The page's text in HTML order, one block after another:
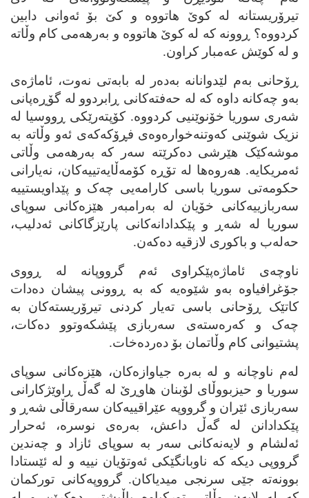
تیرۆریستانه‌ له‌ کوێ هاتووه‌ و کێ بۆ ئه‌وانی دابین
کردووه‌؟ ڕوونه‌ که‌ له‌ کوێ هاتووه‌ و به‌رهه‌می کام وڵاته‌
و له‌ کوێش عه‌مبار کراون.
ڕۆحانی به‌م لێدوانانه‌ به‌ده‌ر له‌ بابه‌تی نه‌وت، ئاماژه‌ی
به‌و چه‌کانه‌ داوه‌ که‌ له‌ حه‌فته‌کانی ڕابردوو له‌ گۆڕه‌پانی
شه‌ری سوریا خۆنوێنیی کردووه‌. کۆپته‌رێکی ڕووسیا له‌
نزیک شوێنی که‌وتنه‌خواره‌وه‌ی فڕۆکه‌که‌ی ئه‌و وڵاته‌ به‌
موشه‌کێک هێرشی ده‌کرێته‌ سه‌ر که‌ به‌رهه‌می وڵاتی
ئه‌مریکایه‌. هه‌روه‌ها له‌ تۆڕه‌ کۆمه‌ڵایه‌تییه‌کان، نه‌یارانی
حکومه‌تی سوریا باسی کارامه‌یی چه‌ک و پێداویستییه‌
سه‌ربازییه‌کانی خۆیان له‌ به‌رامبه‌ر هێزه‌کانی سوپای
سوریا له‌ شه‌ڕ و پێکدادانه‌کانی پارێزگاکانی ئه‌دلیب،
حه‌له‌ب و باکوری لازقیه‌ ده‌که‌ن.
ناوچه‌ی ئاماژه‌پێکراوی ئه‌م گرووپانه‌ له‌ ڕووی
جۆغرافیاوه‌ به‌و شێوه‌یه‌ که‌ به‌ ڕوونی پیشان ده‌دات
کاتێک ڕۆحانی باسی ته‌یار کردنی تیرۆریسته‌کان به‌
چه‌ک و که‌ره‌سته‌ی سه‌ربازی پێشکه‌وتوو ده‌کات،
پشتیوانی کام وڵاتمان بۆ ده‌رده‌خات.
له‌م ناوچانه‌ و له‌ به‌ره‌ جیاوازه‌کان، هێزه‌کانی سوپای
سوریا و حیزبووڵای لۆبنان هاوڕێ له‌ گه‌ڵ ڕاوێژکارانی
سه‌ربازی ئێران و گرووپه‌ عێراقییه‌کان سه‌رقاڵی شه‌ڕ و
پێکدادانن له‌ گه‌ڵ داعش، به‌ره‌ی نوسره‌، ئه‌حرار
ئه‌لشام و لایه‌نه‌کانی سه‌ر به‌ سوپای ئازاد و چه‌ندین
گرووپی دیکه‌ که‌ ناوبانگێکی ئه‌وتۆیان نییه‌ و له‌ ئێستادا
بوونه‌ته‌ جێی سرنجی میدیاکان. گرووپه‌کانی تورکمان